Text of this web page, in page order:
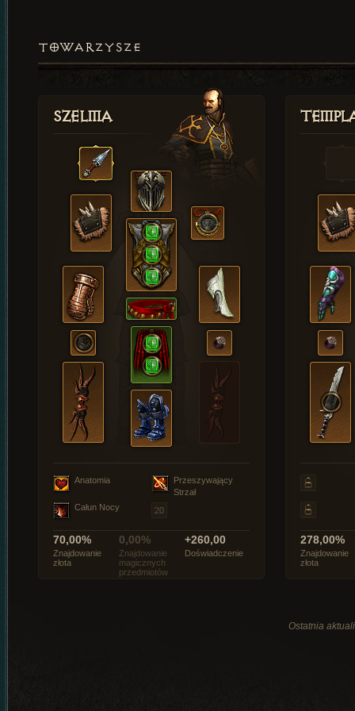
TOWARZYSZE
Szelma
Anatomia
Przeszywający
Strzał
Całun Nocy
70,00%
Znajdowanie
złota
0,00%
Znajdowanie
magicznych
przedmiotów
+260,00
Doświadczenie
278,00%
Znajdowanie
złota
Ostatnia